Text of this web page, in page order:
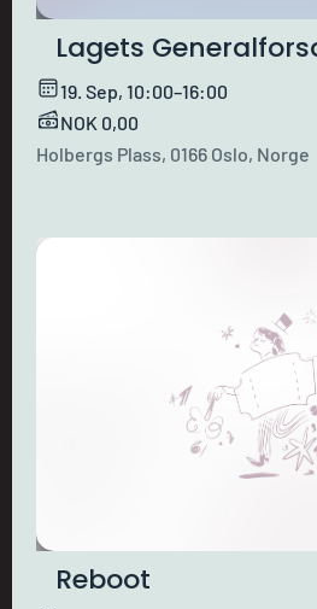
Lagets
19. Sep, 10:00–16:00
NOK 0,00
Holbergs Plass, 0166 Oslo, Norge
Reboot